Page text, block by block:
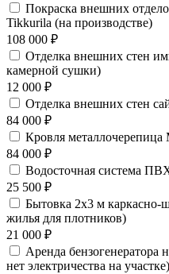
Покраска внешних
Tikkurila (на производстве)
108 000 ₽
Отделка внешних стен
камерной сушки)
12 000 ₽
Отделка внешних стен
84 000 ₽
Кровля
84 000 ₽
Водосточная система
25 500 ₽
Бытовка 2х3 м каркасно-
жилья для плотников)
21 000 ₽
Аренда бензогенератора
нет электричества на участке)